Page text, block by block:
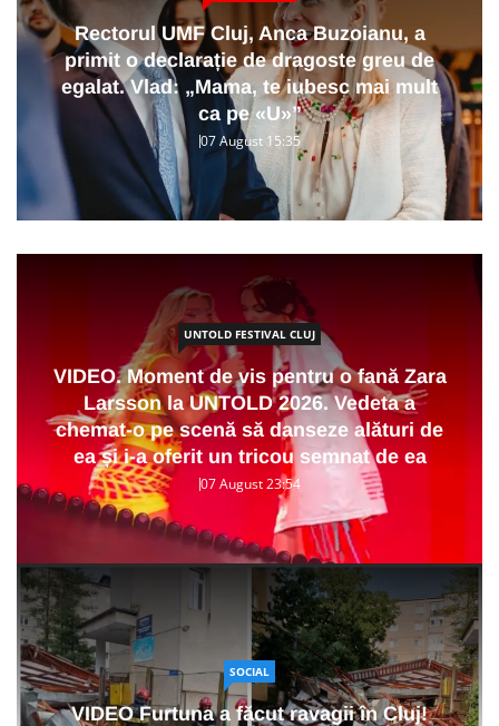
Rectorul UMF Cluj, Anca Buzoianu, a
primit o declarație de dragoste greu de
egalat. Vlad: „Mama, te iubesc mai mult
ca pe «U»”
07 August 15:35
UNTOLD FESTIVAL CLUJ
VIDEO. Moment de vis pentru o fană Zara
Larsson la UNTOLD 2026. Vedeta a
chemat-o pe scenă să danseze alături de
ea și i-a oferit un tricou semnat de ea
07 August 23:54
SOCIAL
VIDEO Furtuna a făcut ravagii în Cluj!